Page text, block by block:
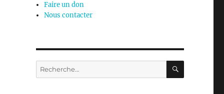
Faire un don
Nous contacter
Recherche
pour :